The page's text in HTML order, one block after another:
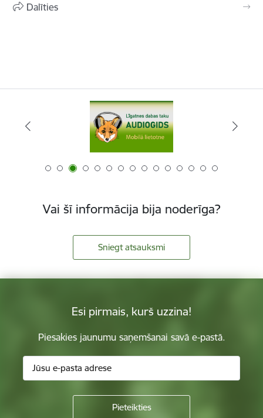
Dalīties
Vai šī informācija bija noderīga?
Sniegt atsauksmi
Esi pirmais, kurš uzzina!
Piesakies jaunumu saņemšanai savā e-pastā.